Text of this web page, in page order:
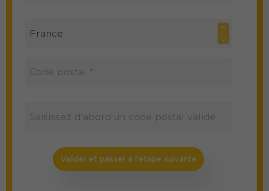
Valider et passer à l'étape suivante